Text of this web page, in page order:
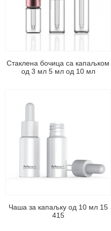
Стаклена бочица са капаљком
од 3 мл 5 мл од 10 мл
Чаша за капаљку од 10 мл 15
415